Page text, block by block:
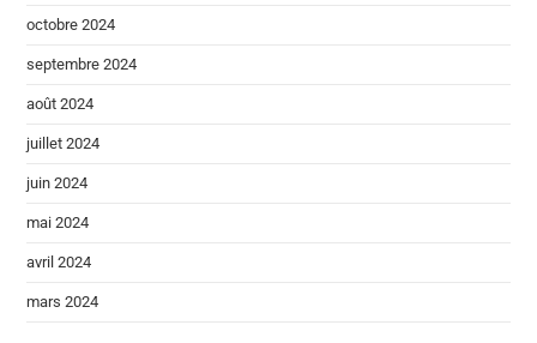
octobre 2024
septembre 2024
août 2024
juillet 2024
juin 2024
mai 2024
avril 2024
mars 2024